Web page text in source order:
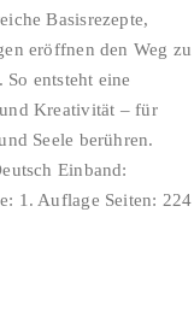
Basisrezepte,
eröffnen den Weg zu
entsteht eine
Kreativität – für
Seele berühren.
Einband:
1. Auflage Seiten: 224